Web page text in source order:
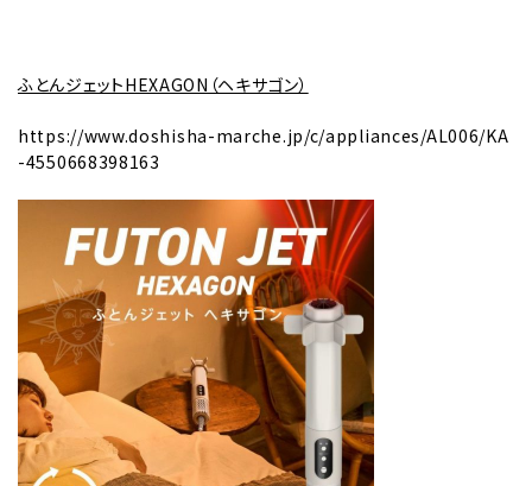
ふとんジェットHEXAGON（ヘキサゴン）
https://www.doshisha-marche.jp/c/appliances/AL006/KA
-4550668398163